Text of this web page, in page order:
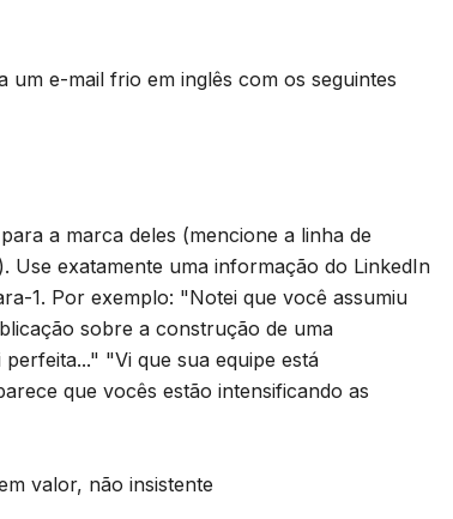
um e-mail frio em inglês com os seguintes
a marca deles (mencione a linha de
Use exatamente uma informação do LinkedIn
1. Por exemplo: "Notei que você assumiu
sobre a construção de uma
"Vi que sua equipe está
que vocês estão intensificando as
valor, não insistente